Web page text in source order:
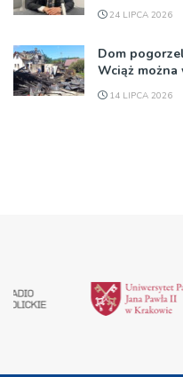
24 LIPCA 2026
Dom
Wciąż
14 LIPCA 2026